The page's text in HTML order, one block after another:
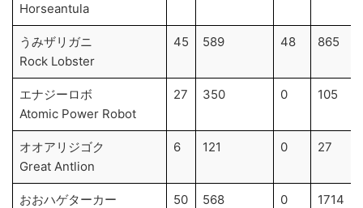
Horseantula
うみザリガニ
Rock Lobster
45 589 48 865
エナジーロボ
Atomic Power Robot
27 350 0 105
オオアリジゴク
Great Antlion
6 121 0 27
おおハゲターカー
50 568 0 1714